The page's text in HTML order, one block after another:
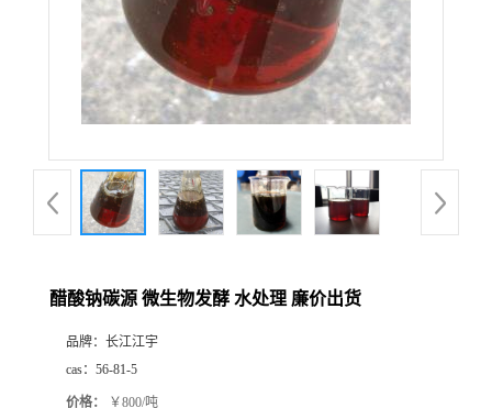
醋酸钠碳源 微生物发酵 水处理 廉价出货
品牌： 长江江宇
cas： 56-81-5
价格： ￥800/吨